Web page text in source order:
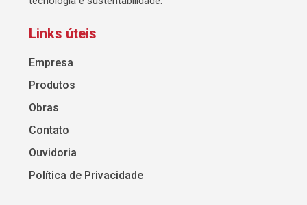
Links úteis
Empresa
Produtos
Obras
Contato
Ouvidoria
Política de Privacidade